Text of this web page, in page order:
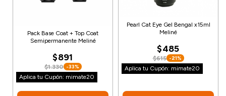
Pack Base Coat + Top Coat
Semipermanente Meliné
$891
$1.330 -33%
Aplica tu Cupón: mimate20
Pearl Cat Eye Gel Bengal x15ml
Meliné
$485
$615 -21%
Aplica tu Cupón: mimate20